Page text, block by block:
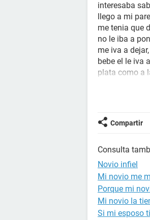
interesaba
llego a mi
me tenia que
no le iba a
me iva a
bebe el le iva
plata como a
ella ya
que el no le
contactarme
pareja me
conmigo, no
que me va a
tengamos un
Compartir
Consulta
Novio infiel
Mi novio me
Porque mi
Mi novio la
Si mi esposo